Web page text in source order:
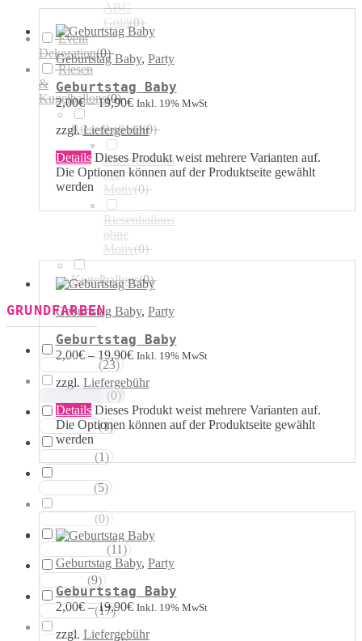
Geburtstag Baby, Party
Geburtstag Baby
2,00€–19,90€ Inkl. 19% MwSt
zzgl.Liefergebühr
Details Dieses Produkt weist mehrere Varianten auf.
Die Optionen können auf der Produktseite gewählt
werden
Geburtstag Baby, Party
Geburtstag Baby
2,00€–19,90€ Inkl. 19% MwSt
zzgl. Liefergebühr
Details Dieses Produkt weist mehrere Varianten auf.
Die Optionen können auf der Produktseite gewählt
werden
Geburtstag Baby, Party
Geburtstag Baby
2,00€–19,90€ Inkl. 19% MwSt
zzgl. Liefergebühr
ABC
Gold(0)
Event
Dekoration(0)
Riesen
&
Kugelballons(0)
Riesenballons(0)
Riesenballons
mit
Motiv(0)
Riesenballons
ohne
Motiv(0)
Kugelballons(0)
GRUNDFARBEN
Weisstöne (23)
(0)
Silbertöne (1)
(1)
(5)
(0)
(11)
(9)
Rosatöne (17)